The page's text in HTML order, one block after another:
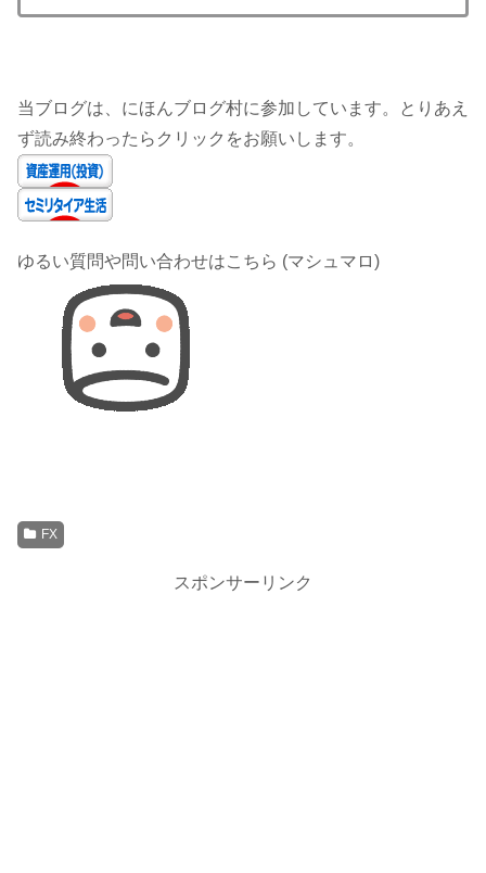
当ブログは、にほんブログ村に参加しています。とりあえ
ず読み終わったらクリックをお願いします。
ゆるい質問や問い合わせはこちら (マシュマロ)
FX
スポンサーリンク